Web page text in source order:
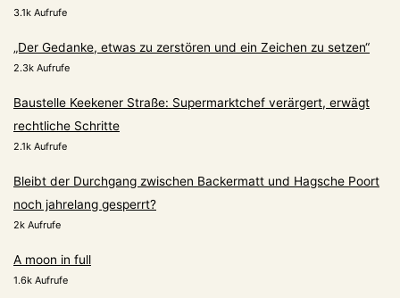
3.1k Aufrufe
„Der Gedanke, etwas zu zerstören und ein Zeichen zu setzen“
2.3k Aufrufe
Baustelle Keekener Straße: Supermarktchef verärgert, erwägt
rechtliche Schritte
2.1k Aufrufe
Bleibt der Durchgang zwischen Backermatt und Hagsche Poort
noch jahrelang gesperrt?
2k Aufrufe
A moon in full
1.6k Aufrufe